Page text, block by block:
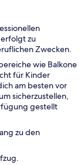
zu
Zwecken.
wie Balkone
für Kinder
am besten vor
sicherzustellen,
gestellt
zu den